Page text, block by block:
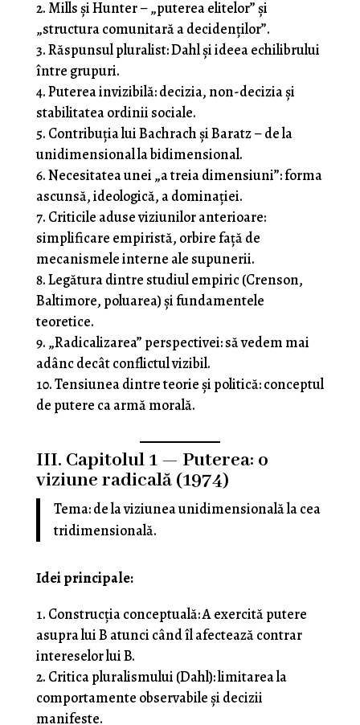
Mills și Hunter – „puterea elitelor” și
„structura comunitară a decidenților”.
Răspunsul pluralist: Dahl și ideea echilibrului
între grupuri.
Puterea invizibilă: decizia, non-decizia și
stabilitatea ordinii sociale.
Contribuția lui Bachrach și Baratz – de la
unidimensional la bidimensional.
Necesitatea unei „a treia dimensiuni”: forma
ascunsă, ideologică, a dominației.
Criticile aduse viziunilor anterioare:
simplificare empiristă, orbire față de
mecanismele interne ale supunerii.
Legătura dintre studiul empiric (Crenson,
Baltimore, poluarea) și fundamentele
teoretice.
„Radicalizarea” perspectivei: să vedem mai
adânc decât conflictul vizibil.
Tensiunea dintre teorie și politică: conceptul
de putere ca armă morală.
III. Capitolul 1 — Puterea: o
viziune radicală (1974)
Tema: de la viziunea unidimensională la cea
tridimensională.
Idei principale:
Construcția conceptuală: A exercită putere
asupra lui B atunci când îl afectează contrar
intereselor lui B.
Critica pluralismului (Dahl): limitarea la
comportamente observabile și decizii
manifeste.